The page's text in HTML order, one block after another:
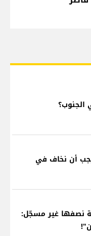
أن نخاف في
دراجة نصفها غير مسجّل: